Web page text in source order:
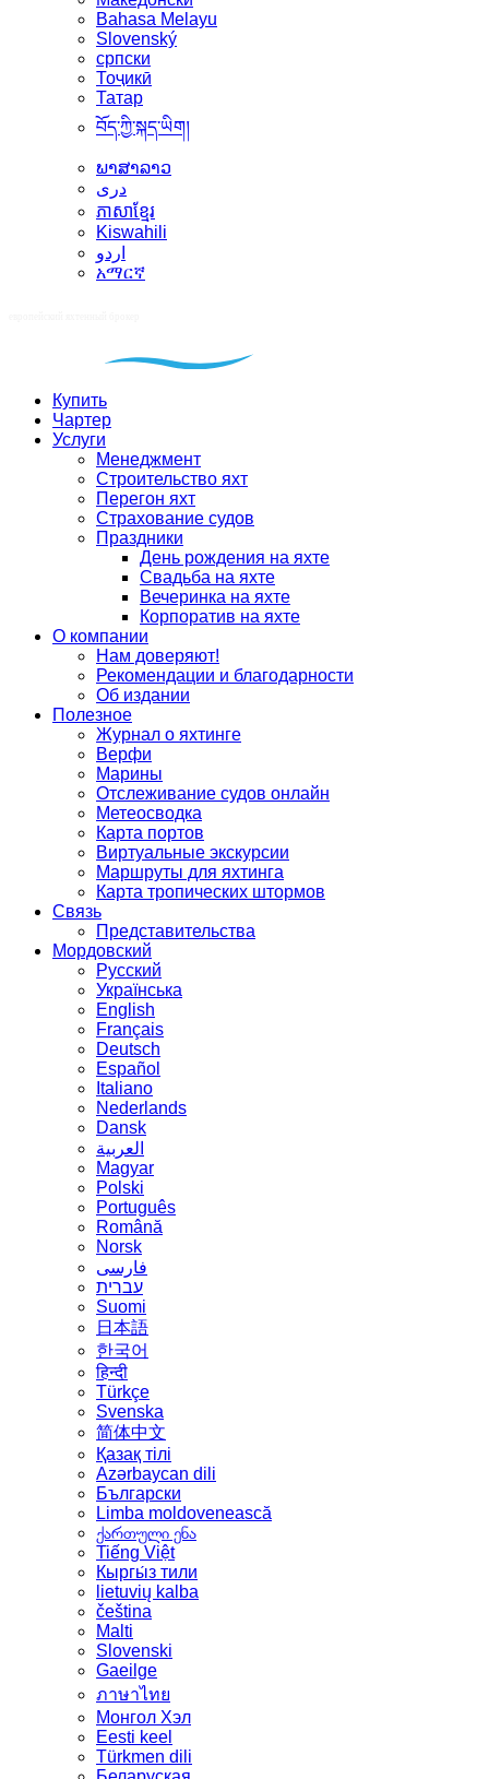
Bahasa Melayu
Slovenský
српски
Тоҷикӣ
Татар
བོད་ཀྱི་སྐད་ཡིག།
ພາສາລາວ
دری
ភាសាខ្មែរ
Kiswahili
اردو
አማርኛ
Купить
Чартер
Услуги
Менеджмент
Строительство яхт
Перегон яхт
Страхование судов
Праздники
День рождения на яхте
Свадьба на яхте
Вечеринка на яхте
Корпоратив на яхте
О компании
Нам доверяют!
Рекомендации и благодарности
Об издании
Полезное
Журнал о яхтинге
Верфи
Марины
Отслеживание судов онлайн
Метеосводка
Карта портов
Виртуальные экскурсии
Маршруты для яхтинга
Карта тропических штормов
Связь
Представительства
Мордовский
Русский
Українська
English
Français
Deutsch
Español
Italiano
Nederlands
Dansk
العربية
Magyar
Polski
Português
Română
Norsk
فارسی
עברית
Suomi
日本語
한국어
हिन्दी
Türkçe
Svenska
简体中文
Қазақ тілі
Azərbaycan dili
Български
Limba moldovenească
ქართული ენა
Tiếng Việt
Кыргы́з тили
lietuvių kalba
čeština
Malti
Slovenski
Gaeilge
ภาษาไทย
Монгол Хэл
Eesti keel
Türkmen dili